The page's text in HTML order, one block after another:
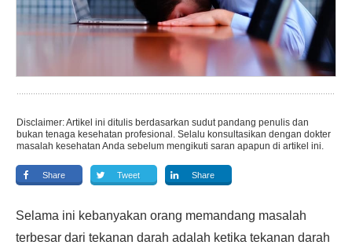
Disclaimer: Artikel ini ditulis berdasarkan sudut pandang penulis dan
bukan tenaga kesehatan profesional. Selalu konsultasikan dengan dokter
masalah kesehatan Anda sebelum mengikuti saran apapun di artikel ini.
Share Tweet Share
Selama ini kebanyakan orang memandang masalah
terbesar dari tekanan darah adalah ketika tekanan darah